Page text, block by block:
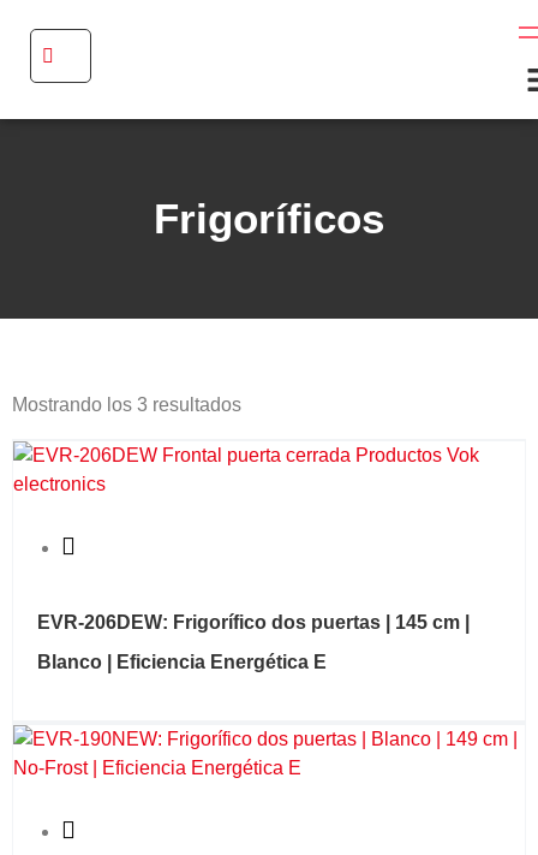
Frigoríficos
Mostrando los 3 resultados
EVR-206DEW: Frigorífico dos puertas | 145 cm |
Blanco | Eficiencia Energética E